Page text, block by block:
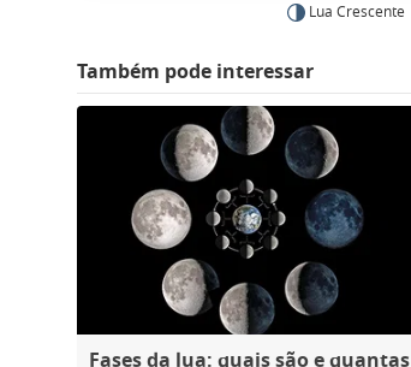
Lua Crescente
Também pode interessar
Fases da lua: quais são e quantas